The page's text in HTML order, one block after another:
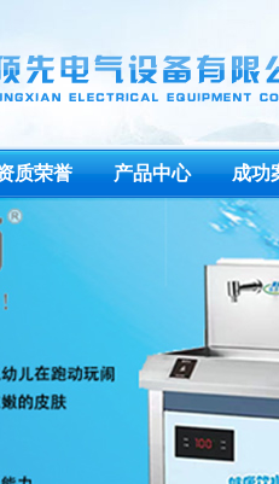
质荣誉 产品中心 成功